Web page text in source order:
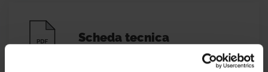
Scheda tecnica